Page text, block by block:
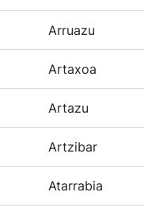
Arruazu
Artaxoa
Artazu
Artzibar
Atarrabia